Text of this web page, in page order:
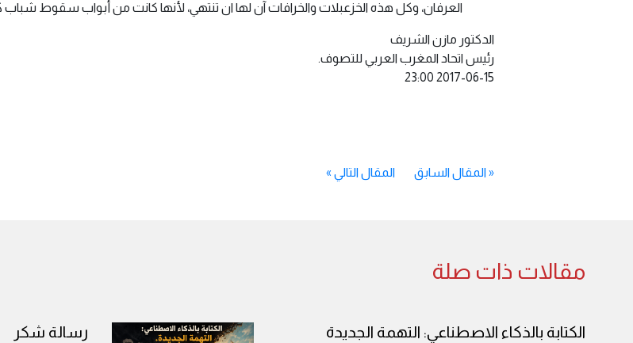
العرفان، وكل هذه الخزعبلات والخرافات آن لها ان تنتهي، لأنها كانت من أبواب سقوط شباب
الدكتور مازن الشريف
رئيس اتحاد المغرب العربي للتصوف.
«المقال السابق المقال التالي »
مقالات ذات صلة
الكتابة بالذكاء الاصطناعي: التهمة الجديدة رسالة شكر